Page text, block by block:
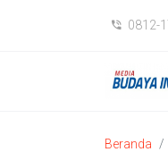
0812-
Beranda